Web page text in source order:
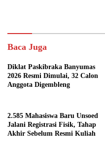
Baca Juga
Diklat Paskibraka Banyumas
2026 Resmi Dimulai, 32 Calon
Anggota Digembleng
2.585 Mahasiswa Baru Unsoed
Jalani Registrasi Fisik, Tahap
Akhir Sebelum Resmi Kuliah